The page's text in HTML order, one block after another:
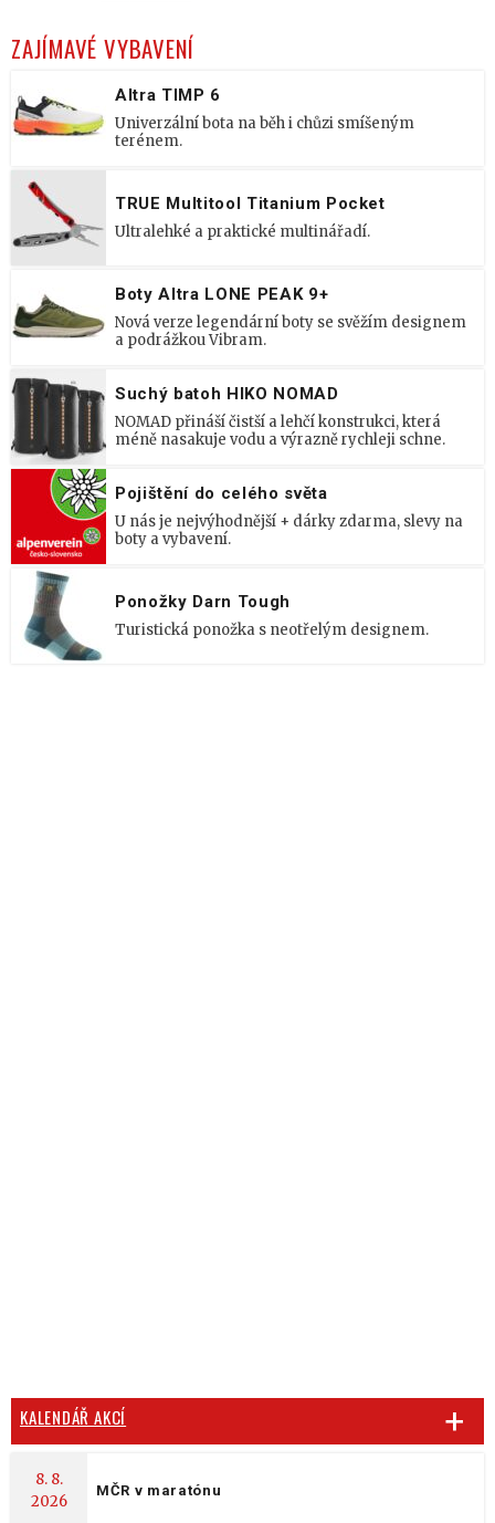
ZAJÍMAVÉ VYBAVENÍ
Altra TIMP 6
Univerzální bota na běh i chůzi smíšeným
terénem.
TRUE Multitool Titanium Pocket
Ultralehké a praktické multinářadí.
Boty Altra LONE PEAK 9+
Nová verze legendární boty se svěžím designem
a podrážkou Vibram.
Suchý batoh HIKO NOMAD
NOMAD přináší čistší a lehčí konstrukci, která
méně nasakuje vodu a výrazně rychleji schne.
Pojištění do celého světa
U nás je nejvýhodnější + dárky zdarma, slevy na
boty a vybavení.
Ponožky Darn Tough
Turistická ponožka s neotřelým designem.
KALENDÁŘ AKCÍ
8. 8.
2026
MČR v maratónu